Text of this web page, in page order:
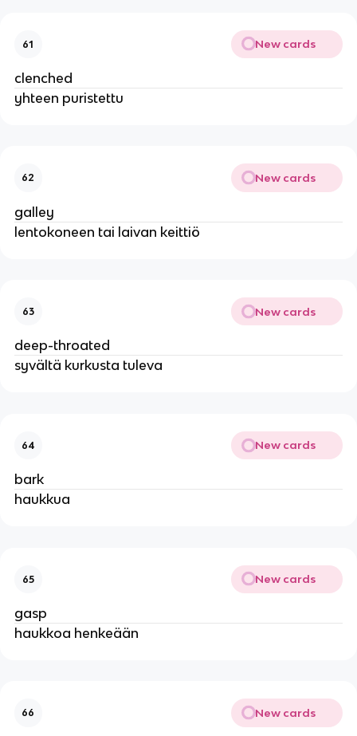
61 New cards
clenched
yhteen puristettu
62 New cards
galley
lentokoneen tai laivan keittiö
63 New cards
deep-throated
syvältä kurkusta tuleva
64 New cards
bark
haukkua
65 New cards
gasp
haukkoa henkeään
66 New cards